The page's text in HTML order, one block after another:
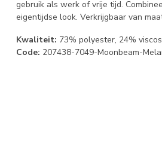
gebruik als werk of vrije tijd.
eigentijdse look. Verkrijgbaar van
Kwaliteit: 73% polyester, 24%
Code: 207438-7049-Moonbeam-